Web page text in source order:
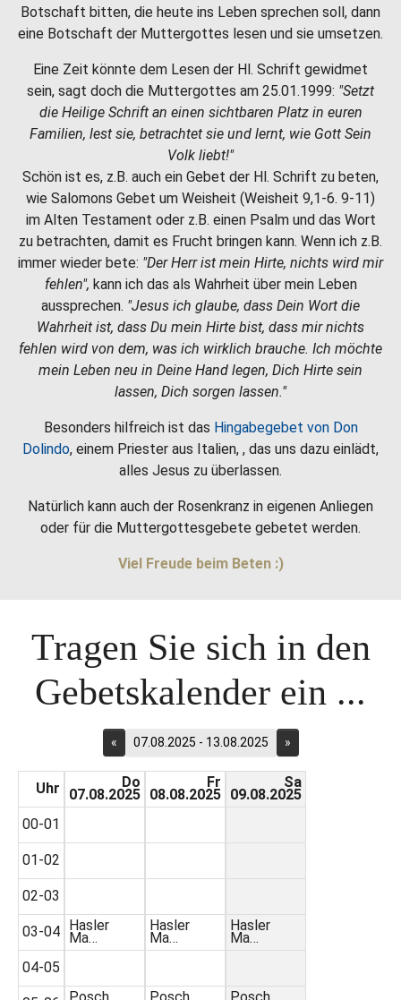
Botschaft bitten, die heute ins Leben sprechen soll, dann
eine Botschaft der Muttergottes lesen und sie umsetzen.
Eine Zeit könnte dem Lesen der Hl. Schrift gewidmet
sein, sagt doch die Muttergottes am 25.01.1999: "Setzt
die Heilige Schrift an einen sichtbaren Platz in euren
Familien, lest sie, betrachtet sie und lernt, wie Gott Sein
Volk liebt!"
Schön ist es, z.B. auch ein Gebet der Hl. Schrift zu beten,
wie Salomons Gebet um Weisheit (Weisheit 9,1-6. 9-11)
im Alten Testament oder z.B. einen Psalm und das Wort
zu betrachten, damit es Frucht bringen kann. Wenn ich z.B.
immer wieder bete: "Der Herr ist mein Hirte, nichts wird mir
fehlen", kann ich das als Wahrheit über mein Leben
aussprechen. "Jesus ich glaube, dass Dein Wort die
Wahrheit ist, dass Du mein Hirte bist, dass mir nichts
fehlen wird von dem, was ich wirklich brauche. Ich möchte
mein Leben neu in Deine Hand legen, Dich Hirte sein
lassen, Dich sorgen lassen."
Besonders hilfreich ist das Hingabegebet von Don
Dolindo, einem Priester aus Italien, , das uns dazu einlädt,
alles Jesus zu überlassen.
Natürlich kann auch der Rosenkranz in eigenen Anliegen
oder für die Muttergottesgebete gebetet werden.
Viel Freude beim Beten :)
Tragen Sie sich in den
Gebetskalender ein ...
« 07.08.2025 - 13.08.2025 »
Uhr
00-01
01-02
02-03
03-04
04-05
Do
07.08.2025
Hasler
Ma…
Fr
08.08.2025
Hasler
Ma…
Sa
09.08.2025
Hasler
Ma…